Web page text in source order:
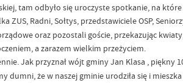
tam odbyło się uroczyste spotkanie, na
ZUS, Radni, Sołtys, przedstawiciele OSP,
oraz pozostali goście, przekazując
a zarazem wielkim przeżyciem.
Jak przyznał wójt gminy Jan Klasa ,
dumni, że w naszej gminie urodziła się i